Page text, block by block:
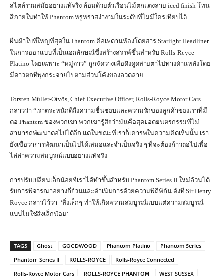
สไตล์ร่วมสมัยอย่างแท้จริง ล้อมด้วยตัวเรือนไม้ตกแต่งลาย iced finish โทน
สีภายในทำให้ Phantom หรูหราสง่างามในระดับที่ไม่มีใครเทียบได้
ผืนผ้าใบที่ใหญ่ที่สุดใน Phantom คือเพดานห้องโดยสาร Starlight Headliner
ในการออกแบบที่เป็นเอกลักษณ์ซึ่งสร้างสรรค์ขึ้นสำหรับ Rolls-Royce
Platino โดยเฉพาะ “หมู่ดาว” ถูกจัดวางเพื่อดึงดูดสายตาไปทางด้านหลังโดย
มีดาวตกที่พุ่งกระจายไปตามส่วนโค้งของลวดลาย
Torsten Müller-Ötvös, Chief Executive Officer, Rolls-Royce Motor Cars
กล่าวว่า “เราตระหนักดีถึงความชื่นชอบและความรักของลูกค้าของเราที่มี
ต่อ Phantom ของพวกเขา พวกเขารู้สึกว่ามันคือสุดยอดยนตรกรรมที่ไม่
สามารถพัฒนาต่อไปได้อีก แต่ในขณะที่เราก็เคารพในความคิดเห็นนั้น เรา
ยังเชื่อว่าการพัฒนาเป็นไปได้เสมอและจำเป็นจริง ๆ ที่จะต้องก้าวต่อไปเพื่อ
ไล่ล่าความสมบูรณ์แบบอย่างแท้จริง
การปรับเปลี่ยนเล็กน้อยที่เราได้ทำขึ้นสำหรับ Phantom Series II ใหม่ล้วนได้
รับการพิจารณาอย่างถี่ถ้วนและดำเนินการด้วยความพิถีพิถัน ดังที่ Sir Henry
Royce กล่าวไว้ว่า ‘สิ่งเล็กๆ ทำให้เกิดความสมบูรณ์แบบแต่ความสมบูรณ์
แบบไม่ใช่สิ่งเล็กน้อย’
TAGS Ghost GOODWOOD Phantom Platino
Phantom Series
Phantom Series II
ROLLS-ROYCE
Rolls-Royce Connected
Rolls-Royce Motor Cars
ROLLS-ROYCE PHANTOM WEST SUSSEX